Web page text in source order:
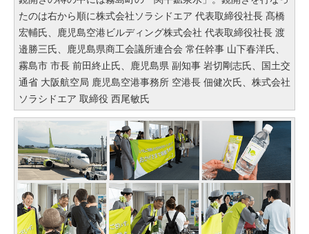
たのは右から順に株式会社ソラシドエア 代表取締役社長 髙橋
宏輔氏、鹿児島空港ビルディング株式会社 代表取締役社長 渡
邉勝三氏、鹿児島県商工会議所連合会 常任幹事 山下春洋氏、
霧島市 市長 前田終止氏、鹿児島県 副知事 岩切剛志氏、国土交
通省 大阪航空局 鹿児島空港事務所 空港長 佃健次氏、株式会社
ソラシドエア 取締役 西尾敏氏